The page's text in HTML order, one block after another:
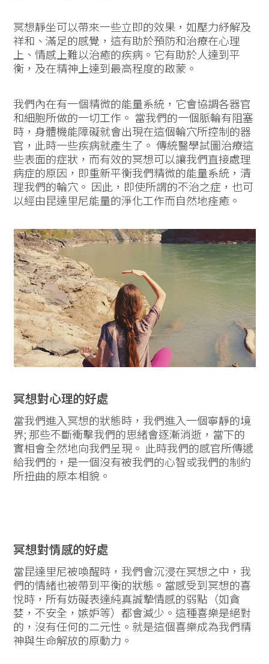
冥想靜坐可以帶來一些立即的效果，如壓力紓解及
祥和、滿足的感覺，這有助於預防和治療在心理
上、情感上難以治癒的疾病。它有助於人達到平
衡，及在精神上達到最高程度的啟蒙。
我們內在有一個精微的能量系統，它會協調各器官
和細胞所做的一切工作。 當我們的一個脈輪有阻塞
時，身體機能障礙就會出現在這個輪穴所控制的器
官，此時一些疾病就產生了。 傳統醫學試圖治療這
些表面的症狀，而有效的冥想可以讓我們直接處理
病症的原因，即重新平衡我們精微的能量系統，清
理我們的輪穴。 因此，即使所謂的不治之症，也可
以經由昆達里尼能量的淨化工作而自然地痊癒。
冥想對心理的好處
當我們進入冥想的狀態時，我們進入一個寧靜的境
界; 那些不斷衝擊我們的思緒會逐漸消逝，當下的
實相會全然地向我們呈現。 此時我們的感官所傳遞
給我們的，是一個沒有被我們的心智或我們的制約
所扭曲的原本相貌。
冥想對情感的好處
當昆達里尼被喚醒時，我們會沉浸在冥想之中，我
們的情緒也被帶到平衡的狀態。當感受到冥想的喜
悅時，所有妨礙表達純真誠摯情感的弱點（如貪
婪，不安全，嫉妒等）都會減少。這種喜樂是絕對
的，沒有任何的二元性。就是這個喜樂成為我們精
神與生命解放的原動力。